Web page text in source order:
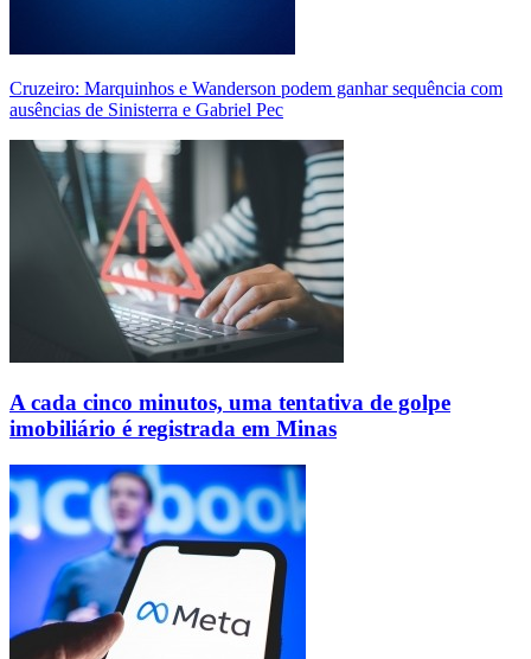
Cruzeiro: Marquinhos e Wanderson podem ganhar sequência com
ausências de Sinisterra e Gabriel Pec
A cada cinco minutos, uma tentativa de golpe
imobiliário é registrada em Minas